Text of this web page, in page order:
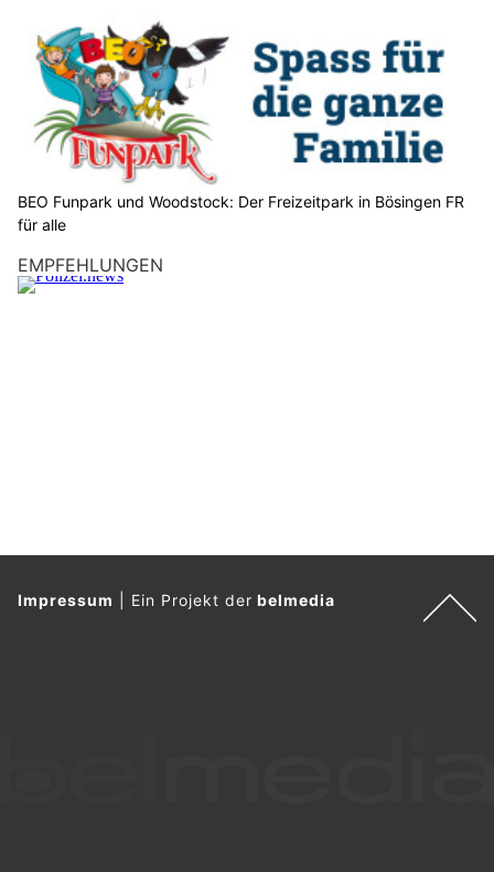
b
i
t
e
e
n
K
BEO Funpark und Woodstock: Der Freizeitpark in Bösingen FR
für alle
EMPFEHLUNGEN
Impressum Ein Projekt derbelmedia